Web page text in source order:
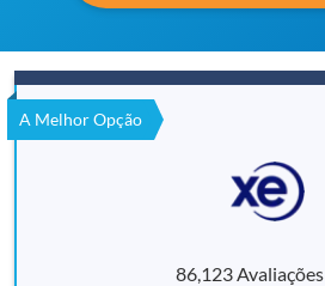
A Melhor Opção
86,123 Avaliações